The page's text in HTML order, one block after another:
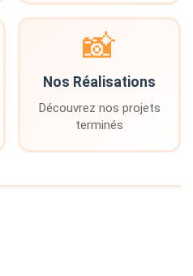
📸
Nos Réalisations
Découvrez nos projets
terminés